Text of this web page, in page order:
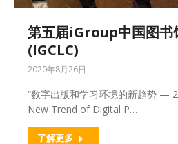
第五届iGroup中国图书
(IGCLC)
2020年8月26日
“数字出版和学习环境的新趋势 —
New Trend of Digital P…
了解更多